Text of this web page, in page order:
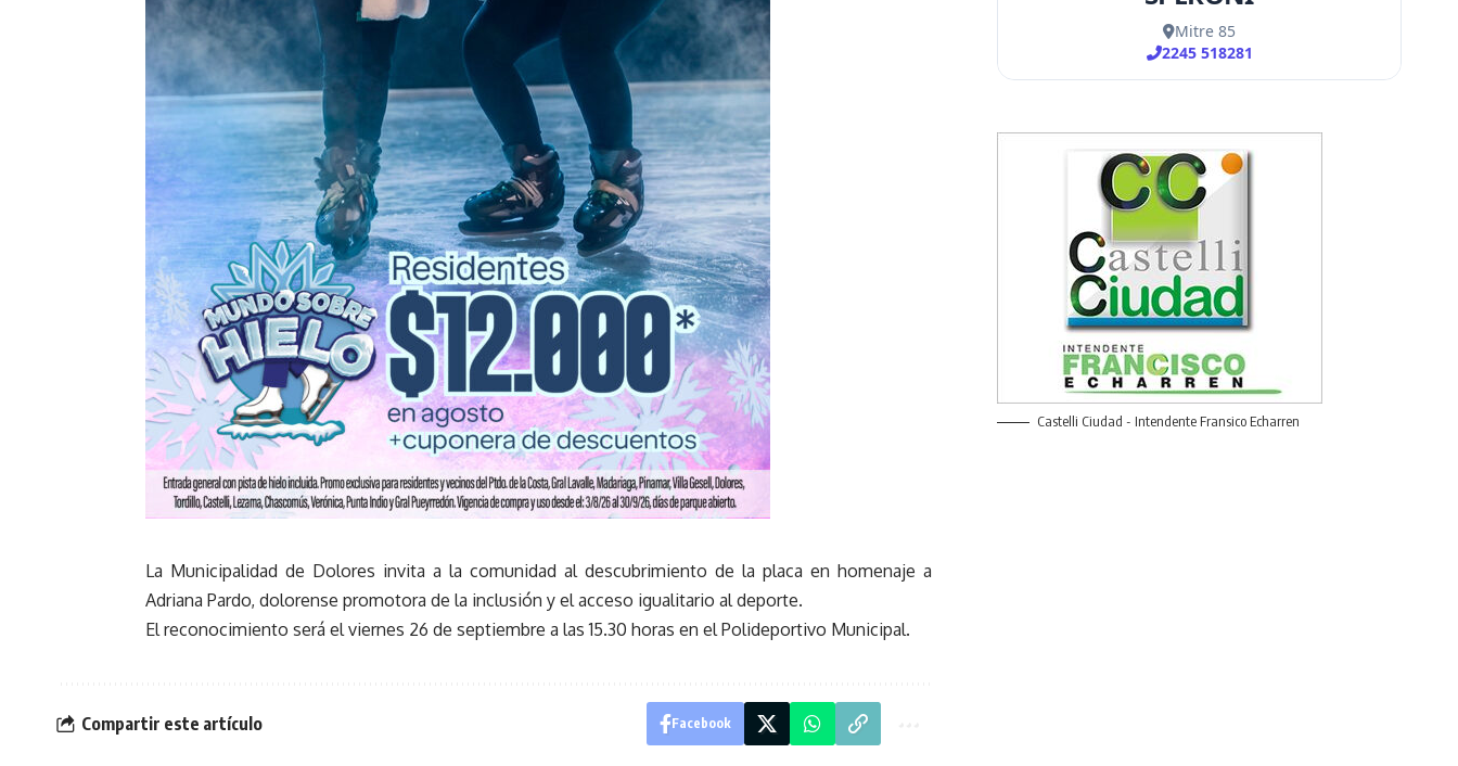
La Municipalidad de Dolores invita a la comunidad al descubrimiento de la placa en homenaje a
Adriana Pardo, dolorense promotora de la inclusión y el acceso igualitario al deporte.
El reconocimiento será el viernes 26 de septiembre a las 15.30 horas en el Polideportivo Municipal.
Compartir este artículo Facebook
Castelli Ciudad - Intendente Fransico Echarren